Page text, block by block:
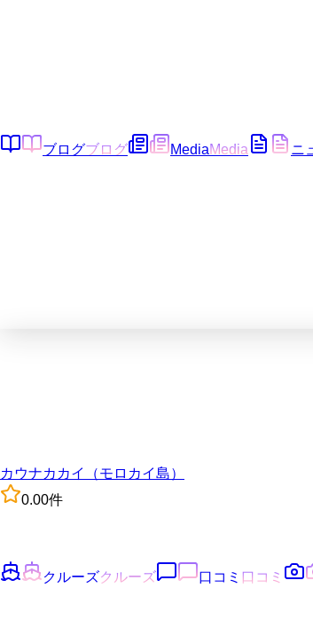
ブログブログ MediaMedia ニ
カウナカカイ（モロカイ島）
0.00件
クルーズクルーズ 口コミ 口コミ